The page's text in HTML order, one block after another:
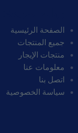
الصفحة الرئيسية
جميع المنتجات
منتجات الإيجار
معلومات عنا
اتصل بنا
سياسة الخصوصية